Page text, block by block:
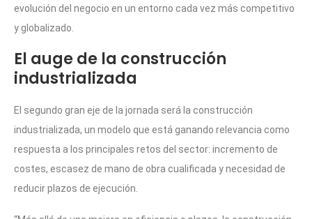
evolución del negocio en un entorno cada vez más competitivo
y globalizado.
El auge de la construcción
industrializada
El segundo gran eje de la jornada será la construcción
industrializada, un modelo que está ganando relevancia como
respuesta a los principales retos del sector: incremento de
costes, escasez de mano de obra cualificada y necesidad de
reducir plazos de ejecución.